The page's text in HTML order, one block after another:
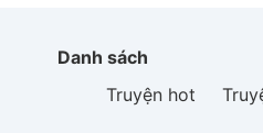
Danh sách
Truyện hot